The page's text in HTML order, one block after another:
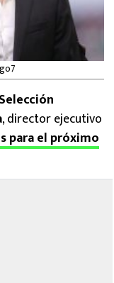
Selección
, director ejecutivo
para el próximo